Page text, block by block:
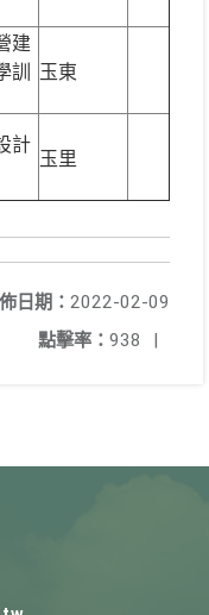
建
訓
玉東
計
玉里
日期： 2022-02-09
點擊率： 938 |